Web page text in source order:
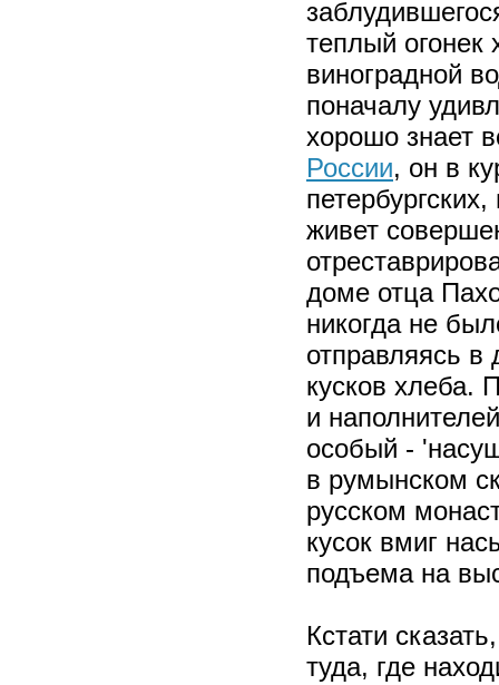
теплый огонек
виноградной
поначалу
хорошо знает
России, он в
живет
доме отца
никогда не
отправляясь в
кусков хлеба.
и
особый -
в румынском
русском
кусок вмиг
подъема на
Кстати
туда, где